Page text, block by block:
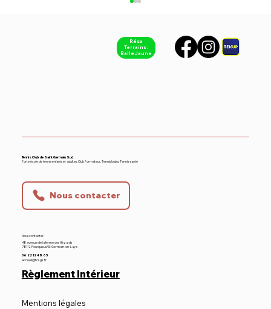
Résa
Terrains :
Balle Jaune
Tennis Club de Saint Germain Sud
Forte école de tennis enfants et adultes, Club Formateur, Tennis loisirs, Tennis-santé
Nous contacter
Nous contacter
48 avenue de la ferme des Hézards
78112 Fourqueux/St Germain-en-Laye
06 22 12 48 65
accueil@tcsgs.fr
Règlement Intérieur
Mentions légales